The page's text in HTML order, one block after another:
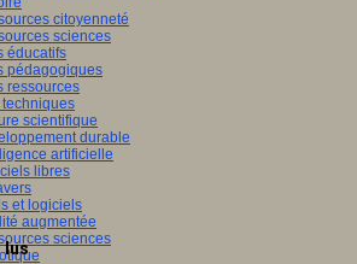
citoyenneté
sciences
éducatifs
pédagogiques
ressources
scientifique
durable
artificielle
libres
et logiciels
augmentée
sciences
lus